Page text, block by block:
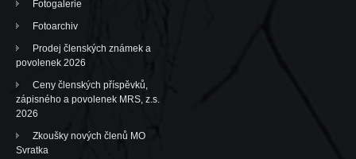
Fotogalerie
Fotoarchiv
Prodej členských známek a
povolenek 2026
Ceny členských příspěvků,
zápisného a povolenek MRS, z.s.
2026
Zkoušky nových členů MO
Svratka